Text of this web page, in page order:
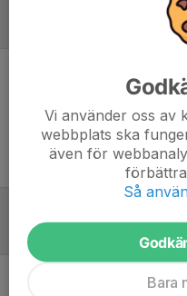
Inget
Tabell
Vi använder oss av
webbplats ska
även för
Så
Bara